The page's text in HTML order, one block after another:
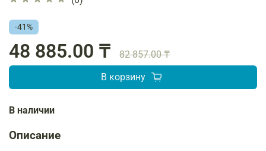
-41%
48 885.00 ₸
82 857.00 ₸
В корзину
В наличии
Описание